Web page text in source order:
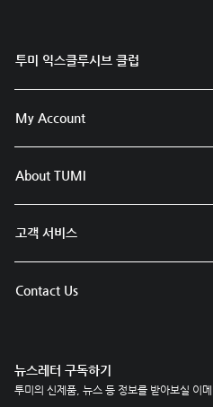
투미 익스클루시브 클럽
My Account
About TUMI
고객 서비스
Contact Us
뉴스레터 구독하기
투미의 신제품, 뉴스 등 정보를 받아보실 이